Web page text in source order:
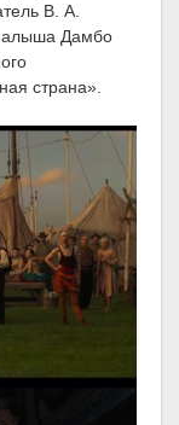
В. А.
Дамбо
страна».